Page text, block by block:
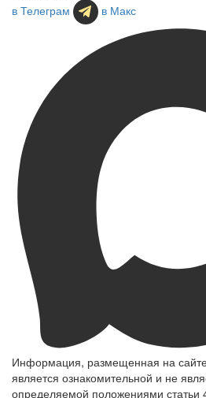
в Телеграм
в Макс
Информация, размещенная на
является ознакомительной и не
определяемой положениями статьи